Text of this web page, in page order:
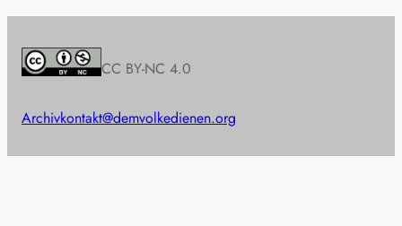
CC BY-NC 4.0
Archivkontakt@demvolkedienen.org